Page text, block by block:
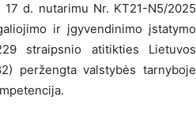
d. nutarimu Nr. KT21-N5/2025
ir įgyvendinimo įstatymo
straipsnio atitikties Lietuvos
peržengta valstybės tarnyboje